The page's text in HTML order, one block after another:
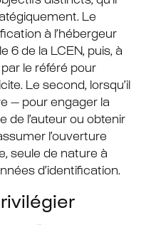
Le
à l’hébergeur
6 de la LCEN, puis, à
le référé pour
Le second, lorsqu’il
— pour engager la
de l’auteur ou obtenir
l’ouverture
seule de nature à
d’identification.